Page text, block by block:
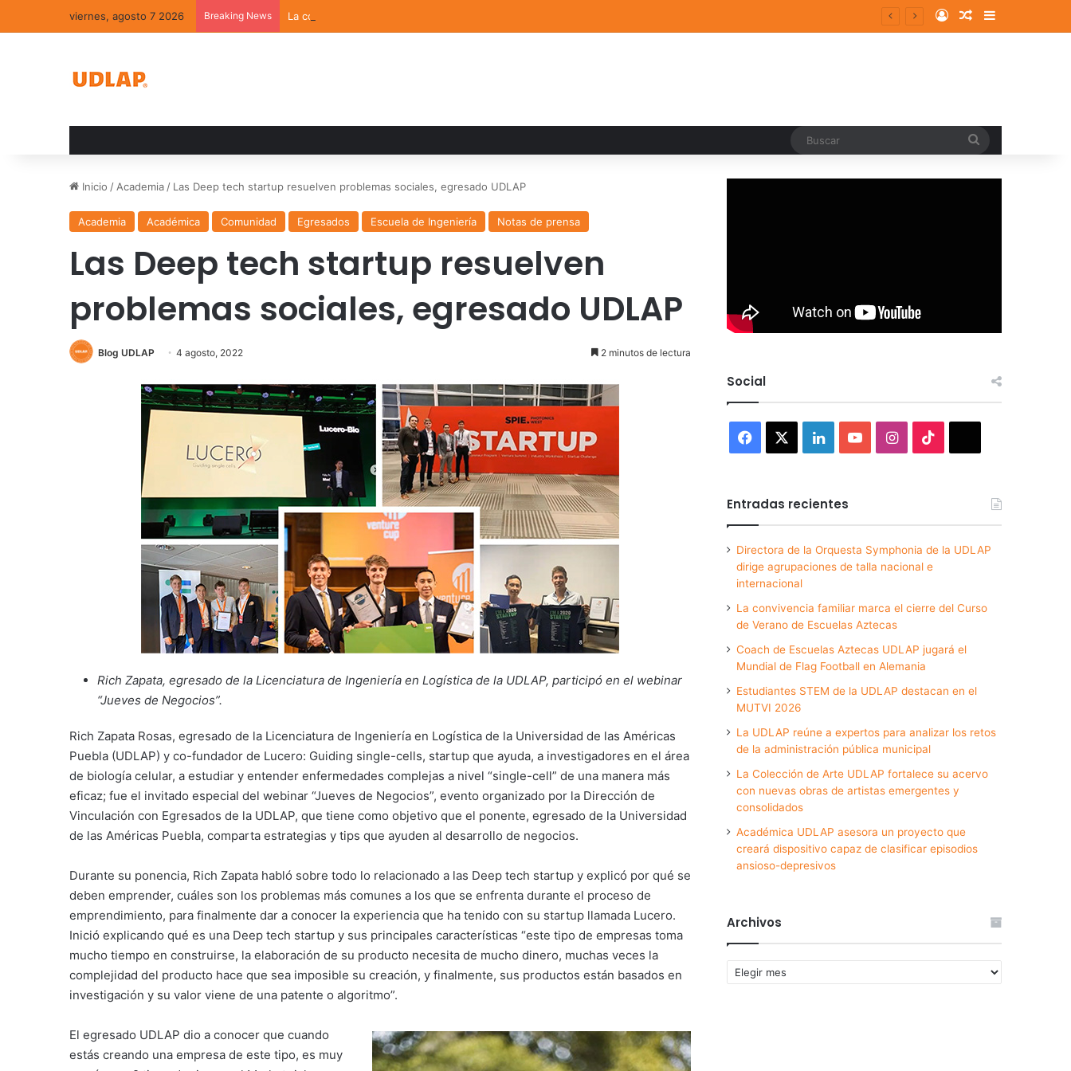
viernes, agosto 7 2026 Breaking News La convivencia familiar marca el cierre del Curso de Verano de Escuelas Aztecas Log InRandom Article
Sidebar
Inicio / Academia / Las Deep tech startup resuelven problemas sociales, egresado UDLAP
Academia Académica Comunidad Egresados Escuela de Ingeniería Notas de prensa
Las Deep tech startup resuelven
problemas sociales, egresado UDLAP
Blog UDLAP 4 agosto, 2022 2 minutos de lectura
Rich Zapata, egresado de la Licenciatura de Ingeniería en Logística de la UDLAP, participó en el webinar
“Jueves de Negocios”.
Rich Zapata Rosas, egresado de la Licenciatura de Ingeniería en Logística de la Universidad de las Américas
Puebla (UDLAP) y co-fundador de Lucero: Guiding single-cells, startup que ayuda, a investigadores en el área
de biología celular, a estudiar y entender enfermedades complejas a nivel “single-cell” de una manera más
eficaz; fue el invitado especial del webinar “Jueves de Negocios”, evento organizado por la Dirección de
Vinculación con Egresados de la UDLAP, que tiene como objetivo que el ponente, egresado de la Universidad
de las Américas Puebla, comparta estrategias y tips que ayuden al desarrollo de negocios.
Durante su ponencia, Rich Zapata habló sobre todo lo relacionado a las Deep tech startup y explicó por qué se
deben emprender, cuáles son los problemas más comunes a los que se enfrenta durante el proceso de
emprendimiento, para finalmente dar a conocer la experiencia que ha tenido con su startup llamada Lucero.
Inició explicando qué es una Deep tech startup y sus principales características “este tipo de empresas toma
mucho tiempo en construirse, la elaboración de su producto necesita de mucho dinero, muchas veces la
complejidad del producto hace que sea imposible su creación, y finalmente, sus productos están basados en
investigación y su valor viene de una patente o algoritmo”.
El egresado UDLAP dio a conocer que cuando
estás creando una empresa de este tipo, es muy
Social
Facebook LinkedInYouTubeInstagram
Entradas recientes
Directora de la Orquesta Symphonia de la UDLAP
dirige agrupaciones de talla nacional e
internacional
La convivencia familiar marca el cierre del Curso
de Verano de Escuelas Aztecas
Coach de Escuelas Aztecas UDLAP jugará el
Mundial de Flag Football en Alemania
Estudiantes STEM de la UDLAP destacan en el
MUTVI 2026
La UDLAP reúne a expertos para analizar los retos
de la administración pública municipal
La Colección de Arte UDLAP fortalece su acervo
con nuevas obras de artistas emergentes y
consolidados
Académica UDLAP asesora un proyecto que
creará dispositivo capaz de clasificar episodios
ansioso-depresivos
Archivos
Archivos